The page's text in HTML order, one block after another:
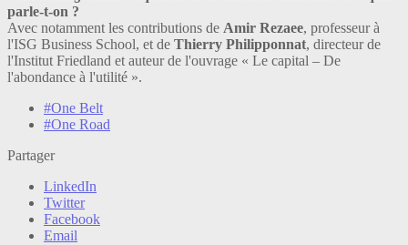
parle-t-on ?
Avec notamment les contributions de Amir Rezaee, professeur à
l'ISG Business School, et de Thierry Philipponnat, directeur de
l'Institut Friedland et auteur de l'ouvrage « Le capital – De
l'abondance à l'utilité ».
#One Belt
#One Road
Partager
LinkedIn
Twitter
Facebook
Email